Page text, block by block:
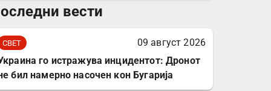
комплет за заштита на
вести
СВЕТ
09 август 2026
го истражува инцидентот: Дронот
бил намерно насочен кон Бугарија